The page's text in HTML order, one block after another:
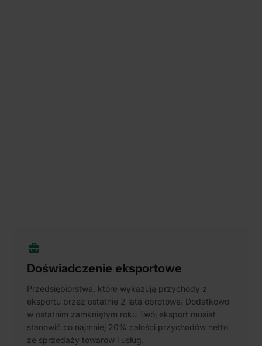
Doświadczenie eksportowe
Przedsiębiorstwa, które wykazują przychody z
eksportu przez ostatnie 2 lata obrotowe. Dodatkowo
w ostatnim zamkniętym roku Twój eksport musiał
stanowić co najmniej 20% całości przychodów netto
ze sprzedaży towarów i usług.